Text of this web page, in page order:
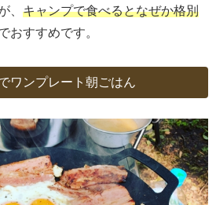
、 キャンプで食べるとなぜか格別
おすすめです。
ワンプレート朝ごはん